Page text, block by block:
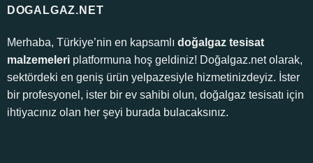
DOGALGAZ.NET
Merhaba, Türkiye’nin en kapsamlı doğalgaz tesisat
malzemeleriplatformuna hoş geldiniz! Doğalgaz.net olarak,
sektördeki en geniş ürün yelpazesiyle hizmetinizdeyiz. İster
bir profesyonel, ister bir ev sahibi olun, doğalgaz tesisatı için
ihtiyacınız olan her şeyi burada bulacaksınız.